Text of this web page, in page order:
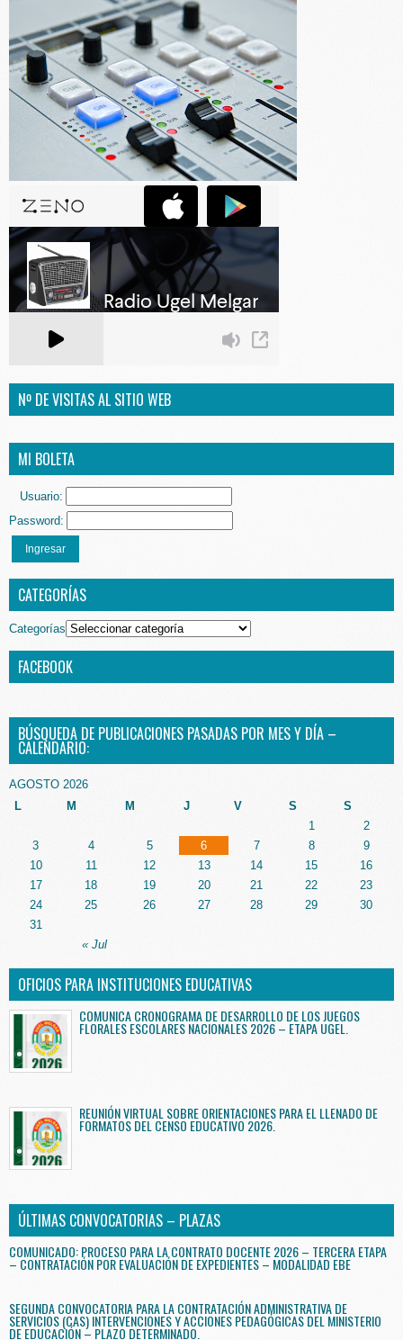
Nº DE VISITAS AL SITIO WEB
MI BOLETA
Usuario:
Password:
Ingresar
CATEGORÍAS
Categorías
FACEBOOK
BÚSQUEDA DE PUBLICACIONES PASADAS POR MES Y DÍA –
CALENDARIO:
AGOSTO 2026
L
M M J V S S
« Jul
1
2
3
4 5 6 7 8
9
10
11 12 13 14 15
16
17
18 19 20 21 22
23
24
25 26 27 28 29
30
31
OFICIOS PARA INSTITUCIONES EDUCATIVAS
COMUNICA CRONOGRAMA DE DESARROLLO DE LOS JUEGOS
FLORALES ESCOLARES NACIONALES 2026 – ETAPA UGEL.
REUNIÓN VIRTUAL SOBRE ORIENTACIONES PARA EL LLENADO DE
FORMATOS DEL CENSO EDUCATIVO 2026.
ÚLTIMAS CONVOCATORIAS – PLAZAS
COMUNICADO: PROCESO PARA LA CONTRATO DOCENTE 2026 – TERCERA ETAPA
– CONTRATACIÓN POR EVALUACIÓN DE EXPEDIENTES – MODALIDAD EBE
SEGUNDA CONVOCATORIA PARA LA CONTRATACIÓN ADMINISTRATIVA DE
SERVICIOS (CAS) INTERVENCIONES Y ACCIONES PEDAGÓGICAS DEL MINISTERIO
DE EDUCACIÓN – PLAZO DETERMINADO.